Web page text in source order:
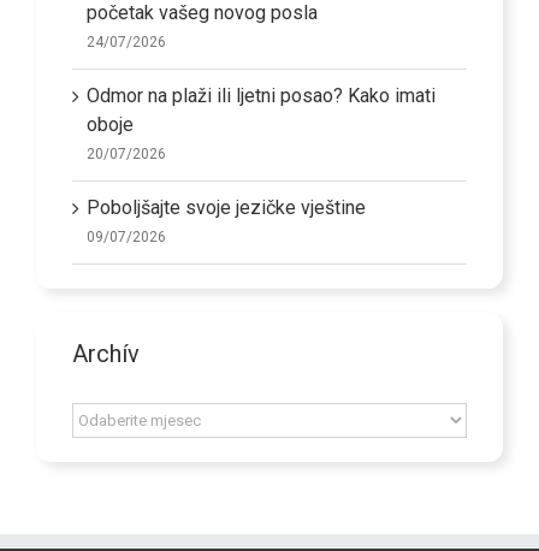
početak vašeg novog posla
24/07/2026
Odmor na plaži ili ljetni posao? Kako imati
oboje
20/07/2026
Poboljšajte svoje jezičke vještine
09/07/2026
Archív
Archív